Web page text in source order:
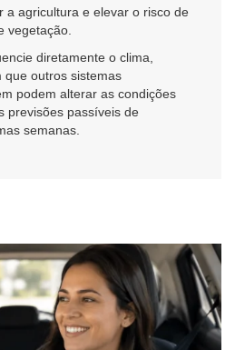
a agricultura e elevar o risco de
vegetação.
diretamente o clima,
que outros sistemas
podem alterar as condições
previsões passíveis de
semanas.